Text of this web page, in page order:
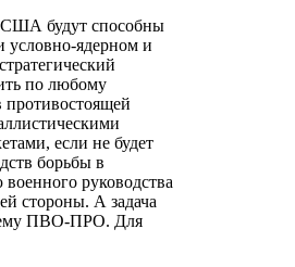
США будут способны
условно-ядерном и
по любому
противостоящей
если не будет
борьбы в
руководства
стороны. А задача
ПВО-ПРО. Для